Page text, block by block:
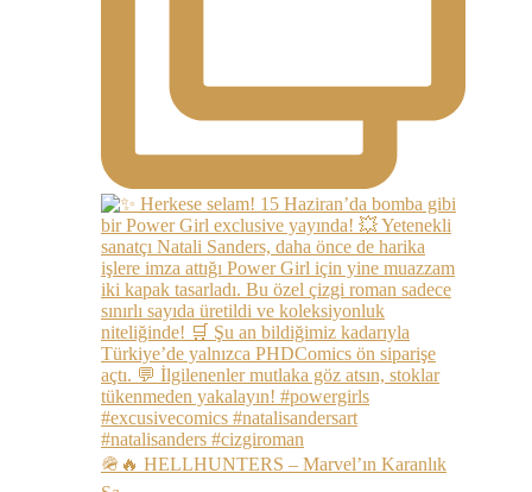
🪖🔥 HELLHUNTERS – Marvel’ın Karanlık